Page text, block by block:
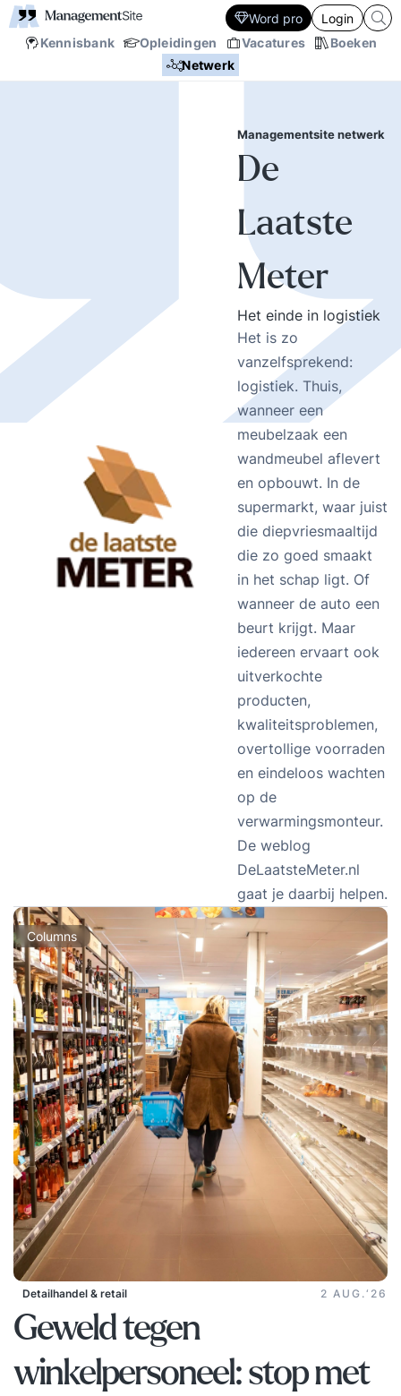
Kennisbank Opleidingen Vacatures
Boeken
Netwerk
Word pro Login
Managementsite netwerk
De
Laatste
Meter
Het einde in logistiek
Het is zo
vanzelfsprekend:
logistiek. Thuis,
wanneer een
meubelzaak een
wandmeubel aflevert
en opbouwt. In de
supermarkt, waar juist
die diepvriesmaaltijd
die zo goed smaakt
in het schap ligt. Of
wanneer de auto een
beurt krijgt. Maar
iedereen ervaart ook
uitverkochte
producten,
kwaliteitsproblemen,
overtollige voorraden
en eindeloos wachten
op de
verwarmingsmonteur.
De weblog
DeLaatsteMeter.nl
gaat je daarbij helpen.
Columns
Detailhandel & retail 2 AUG.‘26
Geweld tegen
winkelpersoneel: stop met